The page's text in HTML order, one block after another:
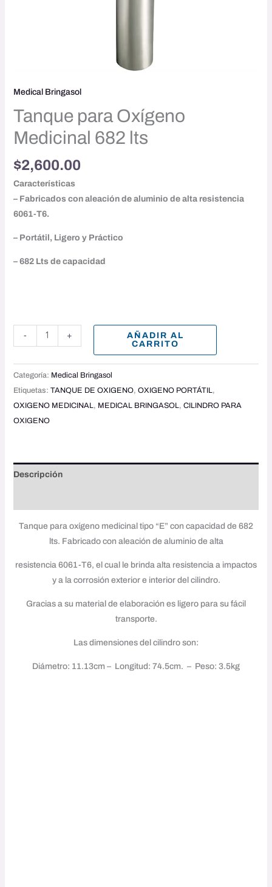
Medical Bringasol
Tanque para Oxígeno
Medicinal 682 lts
$2,600.00
Características
– Fabricados con aleación de aluminio de alta resistencia
6061-T6.
– Portátil, Ligero y Práctico
– 682 Lts de capacidad
- +
AÑADIR AL
CARRITO
Categoría: Medical Bringasol
Etiquetas: TANQUE DE OXIGENO, OXIGENO PORTÁTIL,
OXIGENO MEDICINAL, MEDICAL BRINGASOL, CILINDRO PARA
OXIGENO
Descripción
Tanque para oxígeno medicinal tipo “E” con capacidad de 682
lts. Fabricado con aleación de aluminio de alta
resistencia 6061-T6, el cual le brinda alta resistencia a impactos
y a la corrosión exterior e interior del cilindro.
Gracias a su material de elaboración es ligero para su fácil
transporte.
Las dimensiones del cilindro son:
Diámetro: 11.13cm – Longitud: 74.5cm. – Peso: 3.5kg